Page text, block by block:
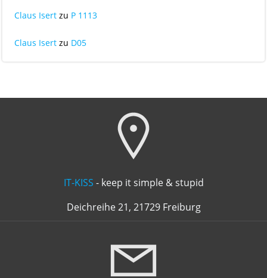
Claus Isert zu P 1113
Claus Isert zu D05
IT-KISS - keep it simple & stupid
Deichreihe 21, 21729 Freiburg